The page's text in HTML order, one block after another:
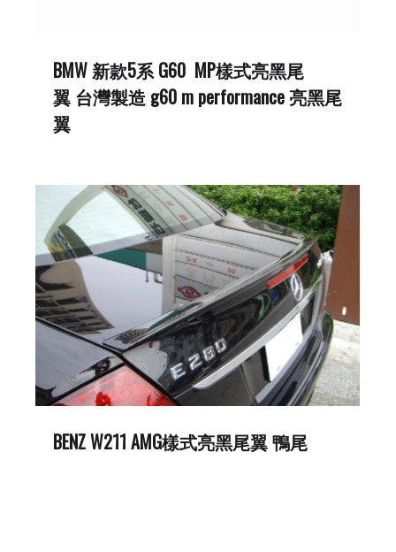
BMW 新款5系 G60 MP樣式亮黑尾
翼 台灣製造 g60 m performance 亮黑尾
翼
BENZ W211 AMG樣式亮黑尾翼 鴨尾